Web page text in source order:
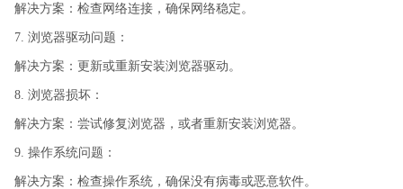
解决方案：检查网络连接，确保网络稳定。
7. 浏览器驱动问题：
解决方案：更新或重新安装浏览器驱动。
8. 浏览器损坏：
解决方案：尝试修复浏览器，或者重新安装浏览器。
9. 操作系统问题：
解决方案：检查操作系统，确保没有病毒或恶意软件。